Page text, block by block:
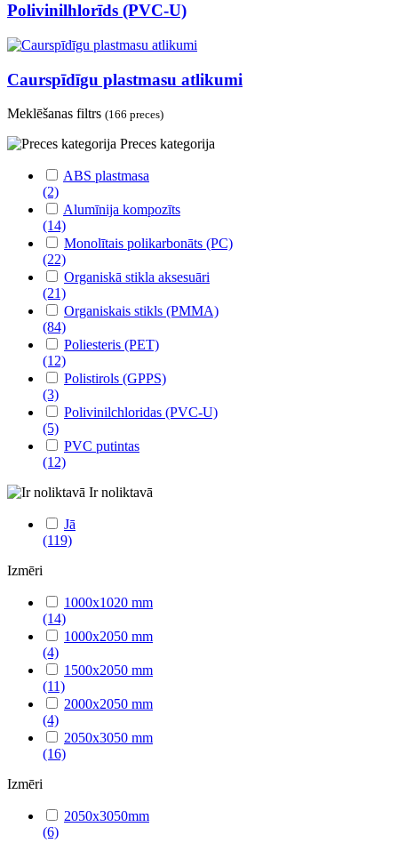
Polivinilhlorīds (PVC-U)
Caurspīdīgu plastmasu atlikumi
Meklēšanas filtrs (166 preces)
Preces kategorija
ABS plastmasa
(2)
Alumīnija kompozīts
(14)
Monolītais polikarbonāts (PC)
(22)
Organiskā stikla aksesuāri
(21)
Organiskais stikls (PMMA)
(84)
Poliesteris (PET)
(12)
Polistirols (GPPS)
(3)
Polivinilchloridas (PVC-U)
(5)
PVC putintas
(12)
Ir noliktavā
Jā
(119)
Izmēri
1000x1020 mm
(14)
1000x2050 mm
(4)
1500x2050 mm
(11)
2000x2050 mm
(4)
2050x3050 mm
(16)
Izmēri
2050x3050mm
(6)